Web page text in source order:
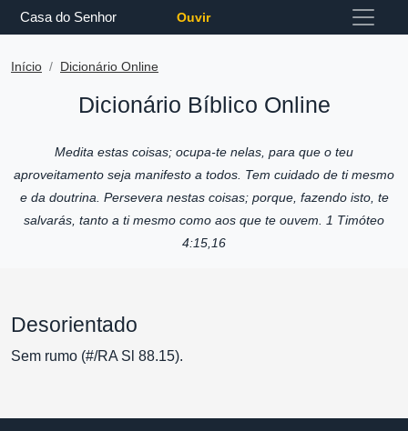
Casa do Senhor Ouvir
Início Dicionário Online
Dicionário Bíblico Online
Medita estas coisas; ocupa-te nelas, para que o teu
aproveitamento seja manifesto a todos. Tem cuidado de ti mesmo
e da doutrina. Persevera nestas coisas; porque, fazendo isto, te
salvarás, tanto a ti mesmo como aos que te ouvem. 1 Timóteo
4:15,16
Desorientado
Sem rumo (#/RA Sl 88.15).